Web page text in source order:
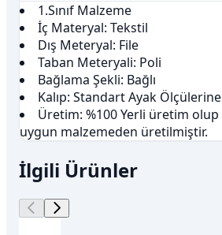
1.Sınıf Malzeme
İç Materyal: Tekstil
Dış Meteryal: File
Taban Meteryali: Poli
Bağlama Şekli: Bağlı
Kalıp: Standart Ayak
Üretim: %100 Yerli üretim olup
uygun malzemeden üretilmiştir.
İlgili Ürünler